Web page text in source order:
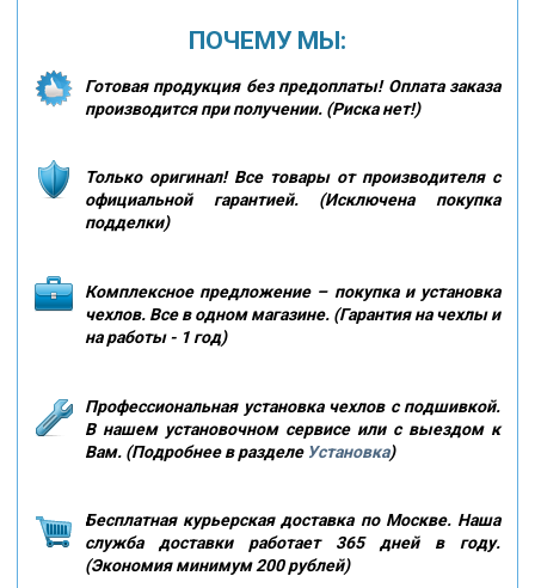
ПОЧЕМУ МЫ:
Готовая продукция без предоплаты! Оплата заказа
производится при получении. (Риска нет!)
Только оригинал! Все товары от производителя с
официальной гарантией. (Исключена покупка
подделки)
Комплексное предложение – покупка и установка
чехлов. Все в одном магазине. (Гарантия на чехлы и
на работы - 1 год)
Профессиональная установка чехлов с подшивкой.
В нашем установочном сервисе или с выездом к
Вам. (Подробнее в разделе Установка)
Бесплатная курьерская доставка по Москве. Наша
служба доставки работает 365 дней в году.
(Экономия минимум 200 рублей)